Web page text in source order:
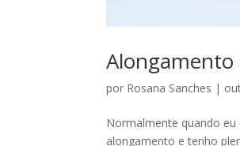
Alongamento
por Rosana Sanches |
Normalmente quando
alongamento e tenho